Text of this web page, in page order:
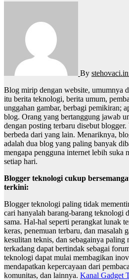
By
Blog mirip dengan website, umumnya dimiliki oleh satu orang. Baik
itu berita teknologi, berita umum,
unggahan gambar, berbagi pemikiran;
blog. Orang yang bertanggung jawab
dengan posting terbaru disebut
berbeda dari yang lain. Menariknya,
adalah dua blog yang paling banyak
mengapa pengguna internet lebih suka
setiap hari.
Blogger teknologi cukup
terkini:
Blogger teknologi paling tidak
cari hanyalah barang-barang teknologi
sama. Hal-hal seperti perangkat lunak
keras, penemuan terbaru, dan masalah
kesulitan teknis, dan sebagainya
terkadang dapat bertindak sebagai
teknologi dapat mulai membagikan
mendapatkan kepercayaan dari
komunitas, dan lainnya. Kanal Gadget